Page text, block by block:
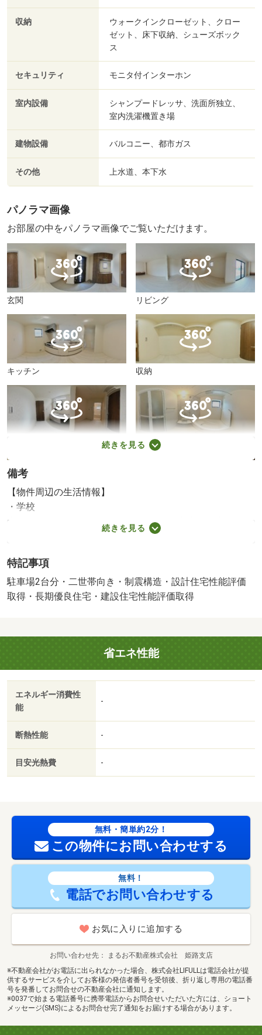
収納
ウォークインクローゼット、クロー
ゼット、床下収納、シューズボック
ス
セキュリティ モニタ付インターホン
室内設備
シャンプードレッサ、洗面所独立、
室内洗濯機置き場
建物設備 バルコニー、都市ガス
その他 上水道、本下水
パノラマ画像
お部屋の中をパノラマ画像でご覧いただけます。
玄関 リビング
キッチン 収納
バスルーム
収納
洋室 洋室
バルコニー
続きを見る
備考
【物件周辺の生活情報】
・学校
太子町立石海小学校（1,210m）、太子町立太子西中学校
スーパー（640m）、コンビニ（940m）、ドラッグストア
（900m）
・その他施設
★暮らし充実キャンペーン★ご成約金額に応じてＭポイン
トをもらっちゃおう！ポイントはお好きなオプションに交
換できます！（詳細はお問合せください） 【設備・特記
事項備考】専用バス・専用トイレ・耐震構造・全居室収
納・フラット３５・Ｓ適合証明書・ＢＥＬＳ／省エネ基準
適合認定建築物
販売戸数：1戸
続きを見る
特記事項
駐車場2台分・二世帯向き・制震構造・設計住宅性能評価
取得・長期優良住宅・建設住宅性能評価取得
省エネ性能
エネルギー消費性
能
-
断熱性能 -
目安光熱費 -
無料・簡単約2分！
この物件にお問い合わせする
無料！
電話でお問い合わせする
お気に入りに追加する
お問い合わせ先
まるお不動産株式会社 姫路支店
※不動産会社がお電話に出られなかった場合、株式会社LIFULLは電話会社が提
供するサービスを介してお客様の発信者番号を受領後、折り返し専用の電話番
号を発番してお問合せの不動産会社に通知します。
※0037で始まる電話番号に携帯電話からお問合せいただいた方には、ショート
メッセージ(SMS)によるお問合せ完了通知をお届けする場合があります。